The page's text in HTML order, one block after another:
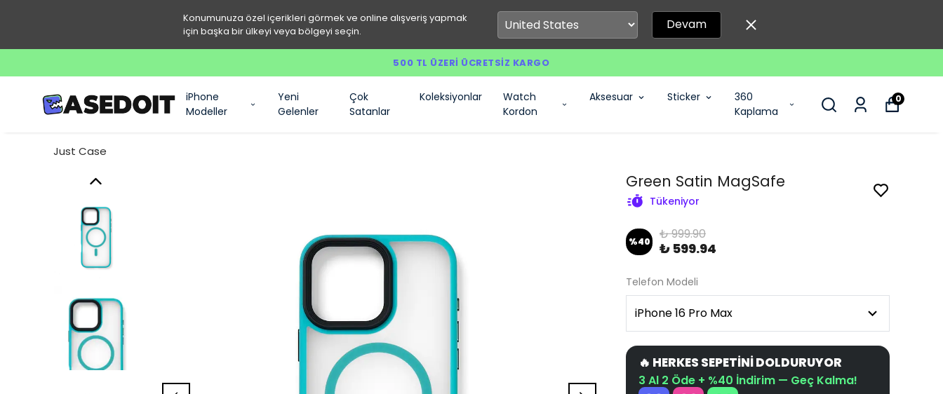
Konumunuza özel içerikleri görmek ve online alışveriş yapmak
için başka bir ülkeyi veya bölgeyi seçin.
Devam
500 TL ÜZERI ÜCRETSIZ KARGO
iPhone
Modeller
Yeni
Gelenler
Çok
Satanlar
Koleksiyonlar
Watch
Kordon
Aksesuar Sticker
360
Kaplama
0
Just Case
Green Satin MagSafe
Tükeniyor
%40 ₺ 999.90
₺ 599.94
Telefon Modeli
🔥 HERKES SEPETİNİ DOLDURUYOR
3 Al 2 Öde + %40 İndirim — Geç Kalma!